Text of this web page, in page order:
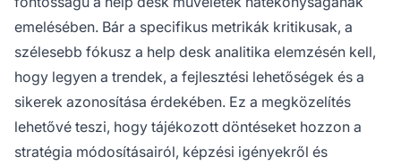
emelésében. Bár a specifikus metrikák kritikusak, a
szélesebb fókusz a help desk analitika elemzésén kell,
hogy legyen a trendek, a fejlesztési lehetőségek és a
sikerek azonosítása érdekében. Ez a megközelítés
lehetővé teszi, hogy tájékozott döntéseket hozzon a
stratégia módosításairól, képzési igényekről és